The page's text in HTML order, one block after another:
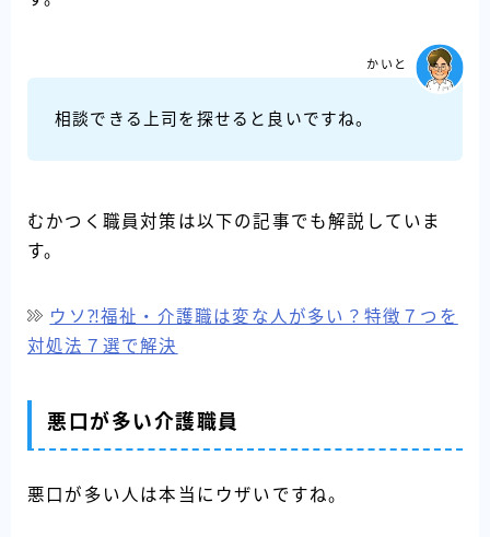
相談できる上司を探せると良いですね。
かいと
むかつく職員対策は以下の記事でも解説していま
す。
ウソ⁈福祉・介護職は変な人が多い？特徴７つを
対処法７選で解決
悪口が多い介護職員
悪口が多い人は本当にウザいですね。